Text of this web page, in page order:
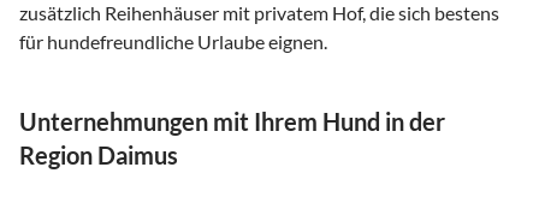
zusätzlich Reihenhäuser mit privatem Hof, die sich bestens
für hundefreundliche Urlaube eignen.
Unternehmungen mit Ihrem Hund in der
Region Daimus